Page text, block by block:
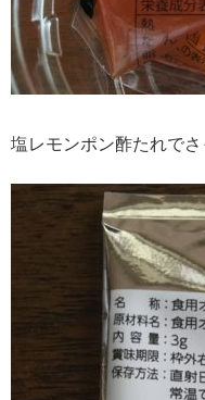
塩レモンポン酢たれでさ